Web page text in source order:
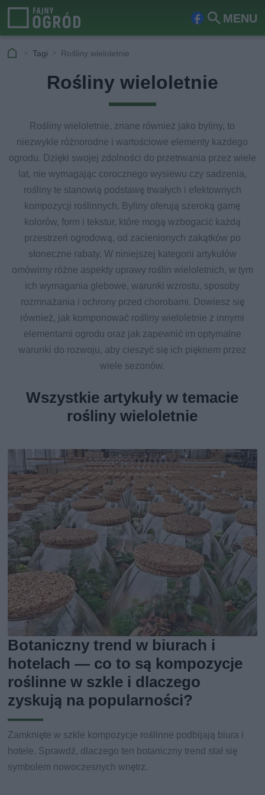
MENU
Fa Szu
Tagi Rośliny wieloletnie
Rośliny wieloletnie
Rośliny wieloletnie, znane również jako byliny, to
niezwykle różnorodne i wartościowe elementy każdego
ogrodu. Dzięki swojej zdolności do przetrwania przez wiele
lat, nie wymagając corocznego wysiewu czy sadzenia,
rośliny te stanowią podstawę trwałych i efektownych
kompozycji roślinnych. Byliny oferują szeroką gamę
kolorów, form i tekstur, które mogą wzbogacić każdą
przestrzeń ogrodową, od zacienionych zakątków po
słoneczne rabaty. W niniejszej kategorii artykułów
omówimy różne aspekty uprawy roślin wieloletnich, w tym
ich wymagania glebowe, warunki wzrostu, sposoby
rozmnażania i ochrony przed chorobami. Dowiesz się
również, jak komponować rośliny wieloletnie z innymi
elementami ogrodu oraz jak zapewnić im optymalne
warunki do rozwoju, aby cieszyć się ich pięknem przez
wiele sezonów.
Wszystkie artykuły w temacie
rośliny wieloletnie
Botaniczny trend w biurach i
hotelach — co to są kompozycje
roślinne w szkle i dlaczego
zyskują na popularności?
Zamknięte w szkle kompozycje roślinne podbijają biura i
hotele. Sprawdź, dlaczego ten botaniczny trend stał się
symbolem nowoczesnych wnętrz.